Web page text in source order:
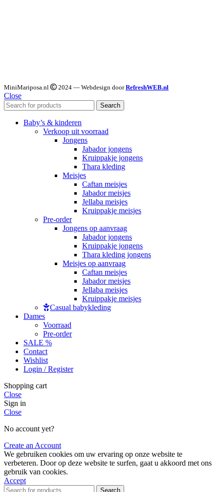
MiniMariposa.nl 2024 — Webdesign doorRefreshWEB.nl
Close
Search
Baby’s & kinderen
Verkoop uit voorraad
Jongens
Jabador jongens
Kruippakje jongens
Thara kleding
Meisjes
Caftan meisjes
Jabador meisjes
Jellaba meisjes
Kruippakje meisjes
Pre-order
Jongens op aanvraag
Jabador jongens
Kruippakje jongens
Thara kleding jongens
Meisjes op aanvraag
Caftan meisjes
Jabador meisjes
Jellaba meisjes
Kruippakje meisjes
Casual babykleding
Dames
Voorraad
Pre-order
SALE %
Contact
Wishlist
Login / Register
Shopping cart
Close
Sign in
Close
No account yet?
Create an Account
We gebruiken cookies om uw ervaring op onze website te
verbeteren. Door op deze website te surfen, gaat u akkoord met ons
gebruik van cookies.
Accept
Search